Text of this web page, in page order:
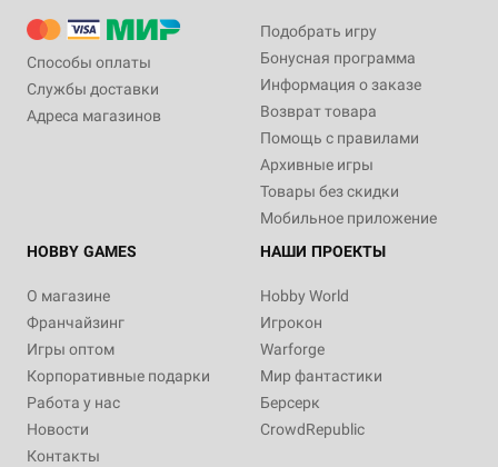
Способы оплаты
Службы доставки
Адреса магазинов
Подобрать игру
Бонусная программа
Информация о заказе
Возврат товара
Помощь с правилами
Архивные игры
Товары без скидки
Мобильное приложение
HOBBY GAMES
О магазине
Франчайзинг
Игры оптом
Корпоративные подарки
Работа у нас
Новости
Контакты
НАШИ ПРОЕКТЫ
Hobby World
Игрокон
Warforge
Мир фантастики
Берсерк
CrowdRepublic